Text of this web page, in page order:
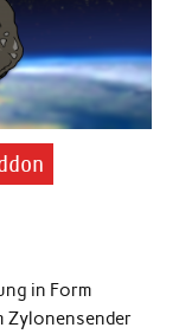
in Form
Zylonensender